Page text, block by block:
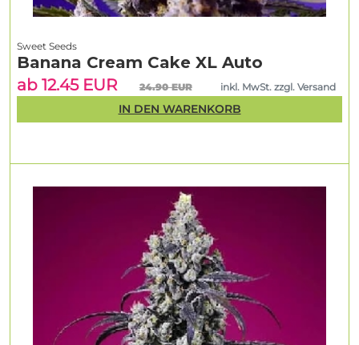
Sweet Seeds
Banana Cream Cake XL Auto
ab 12.45 EUR
24.90 EUR inkl. MwSt. zzgl. Versand
IN DEN WARENKORB